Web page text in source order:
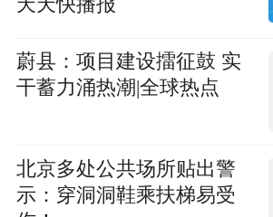
天天快播报
蔚县：项目建设擂征鼓 实
干蓄力涌热潮|全球热点
北京多处公共场所贴出警
示：穿洞洞鞋乘扶梯易受